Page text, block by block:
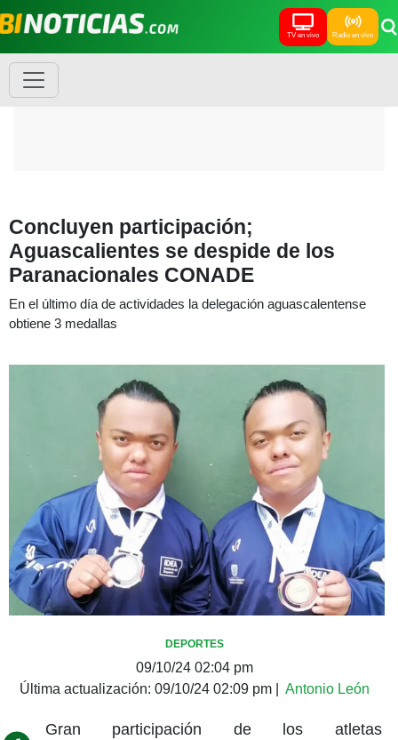
TV en vivo Radio en vivo
Concluyen participación;
Aguascalientes se despide de los
Paranacionales CONADE
En el último día de actividades la delegación aguascalentense
obtiene 3 medallas
DEPORTES
09/10/24 02:04 pm
Última actualización: 09/10/24 02:09 pm Antonio León
Gran participación de los atletas